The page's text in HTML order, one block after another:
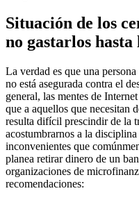
Situación de los
no gastarlos
La verdad es que una
no está asegurada contra el
general, las mentes de
que a aquellos que necesitan
resulta difícil prescindir de la
acostumbrarnos a la
inconvenientes que
planea retirar dinero de un
organizaciones de
recomendaciones: